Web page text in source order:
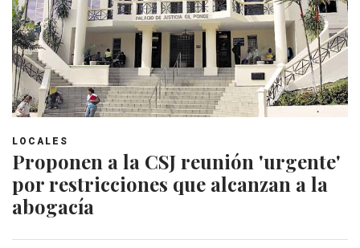
LOCALES
Proponen a la CSJ reunión 'urgente'
por restricciones que alcanzan a la
abogacía